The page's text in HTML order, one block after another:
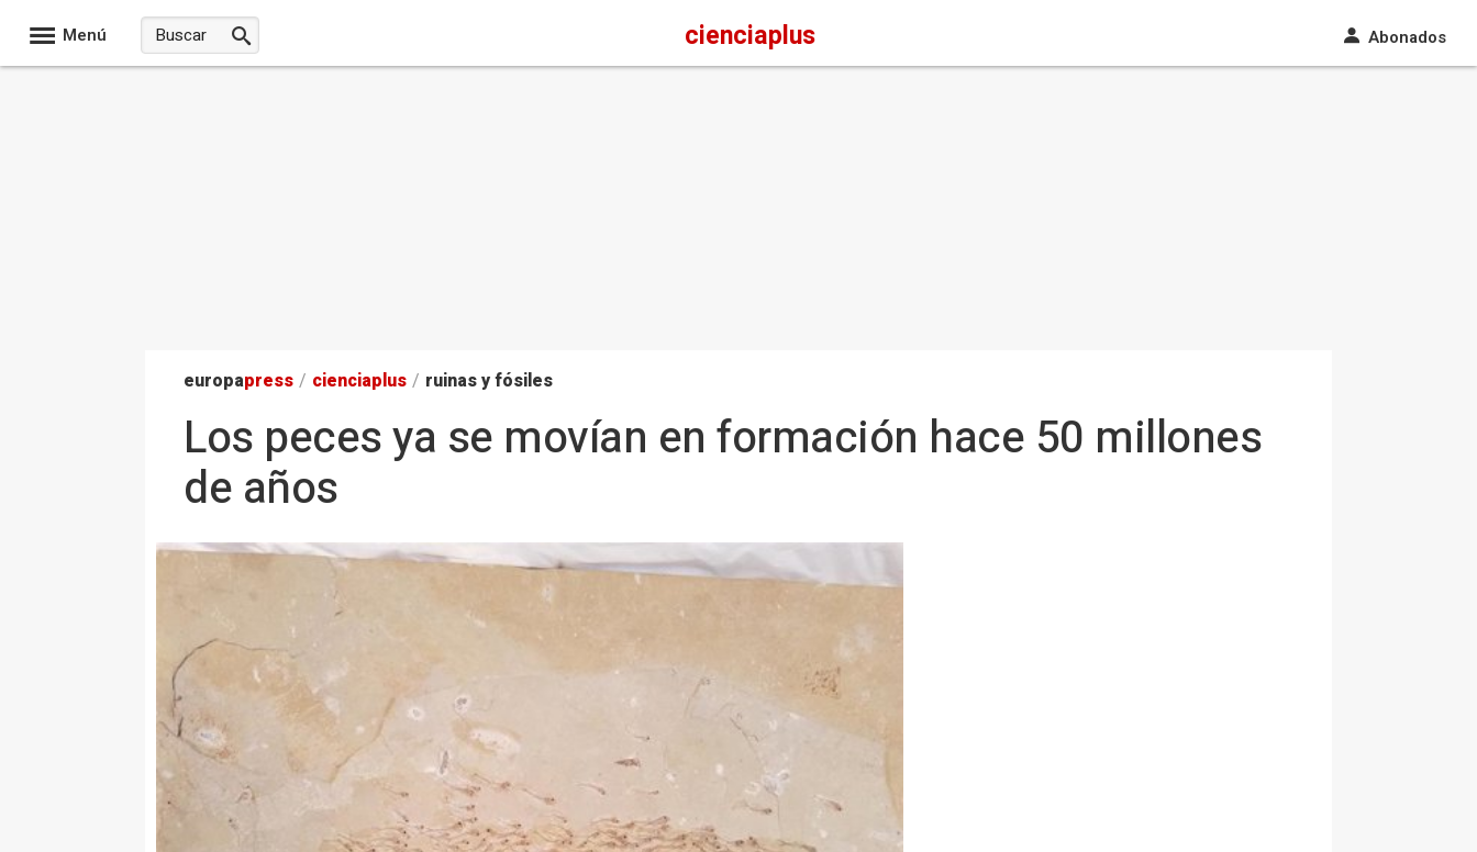
Menú cienciaplus Abonados
europapress / cienciaplus / ruinas y fósiles
Los peces ya se movían en formación hace 50 millones
de años